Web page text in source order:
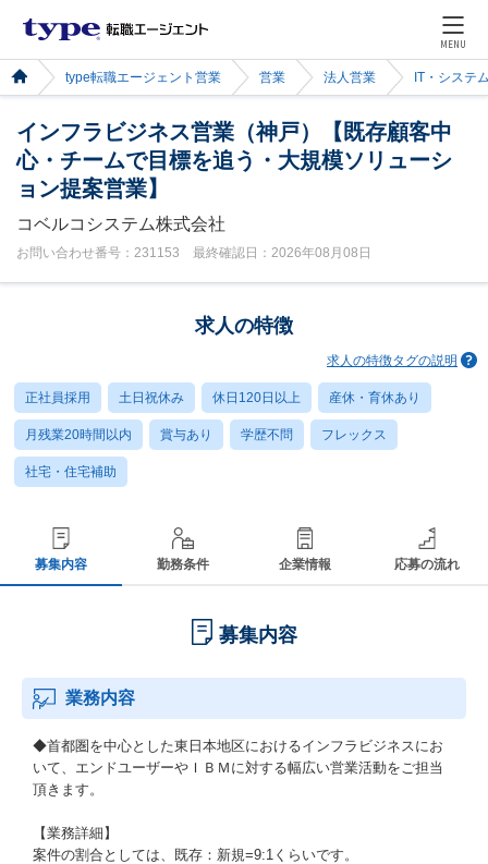
MENU
type転職エージェント営業 営業 法人営業 IT・システ
インフラビジネス営業（神戸）【既存顧客中
心・チームで目標を追う・大規模ソリューシ
ョン提案営業】
コベルコシステム株式会社
お問い合わせ番号：231153 最終確認日：2026年08月08日
求人の特徴
求人の特徴タグの説明
正社員採用 土日祝休み 休日120日以上 産休・育休あり
月残業20時間以内 賞与あり 学歴不問 フレックス
社宅・住宅補助
募集内容 勤務条件 企業情報 応募の流れ
募集内容
業務内容
◆首都圏を中心とした東日本地区におけるインフラビジネスにお
いて、エンドユーザーやＩＢＭに対する幅広い営業活動をご担当
頂きます。
【業務詳細】
案件の割合としては、既存：新規=9:1くらいです。